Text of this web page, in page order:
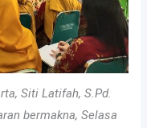
Siti Latifah, S.Pd.
bermakna, Selasa